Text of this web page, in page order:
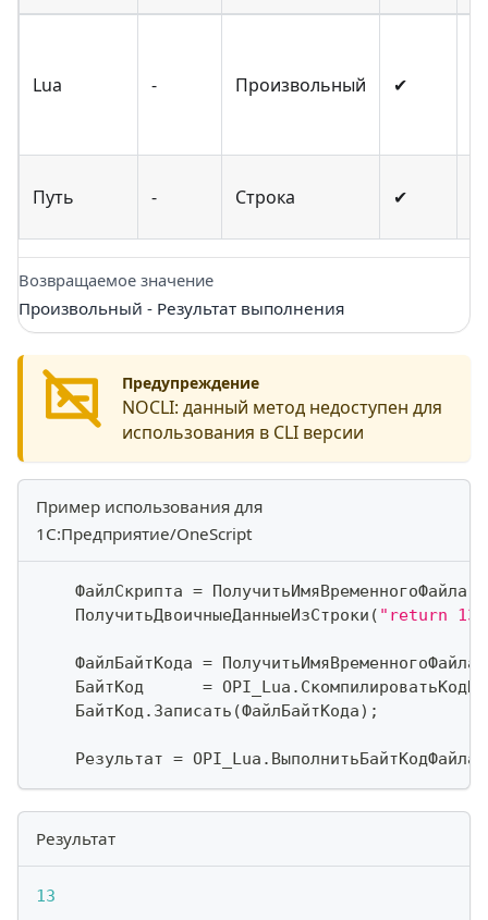
Lua - Произвольный ✔
Путь - Строка ✔
Возвращаемое значение
Произвольный - Результат выполнения
Предупреждение
NOCLI: данный метод недоступен для
использования в CLI версии
Пример использования для
1С:Предприятие/OneScript
    ФайлСкрипта
= ПолучитьИмяВременногоФайла
    ПолучитьДвоичныеДанныеИзСтроки
( "return 13"
    ФайлБайтКода
= ПолучитьИмяВременногоФайла
    БайтКод
= OPI_Lua .
    БайтКод
. Записать (ФайлБайтКода) ;
    Результат
= OPI_Lua . ВыполнитьБайтКодФайла
Результат
13